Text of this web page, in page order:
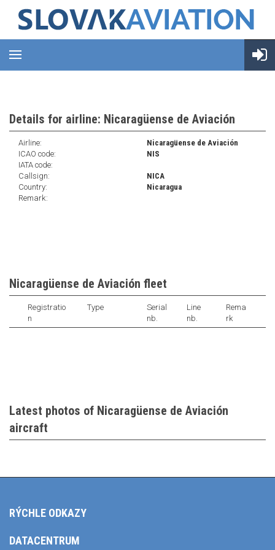
Details for airline: Nicaragüense de Aviación
Airline:
Nicaragüense de Aviación
ICAO code:
NIS
IATA code:
Callsign:
NICA
Country:
Nicaragua
Remark:
Nicaragüense de Aviación fleet
Registratio
n
Type
Serial
nb.
Line
nb.
Rema
rk
Latest photos of Nicaragüense de Aviación
aircraft
RÝCHLE ODKAZY
DATACENTRUM